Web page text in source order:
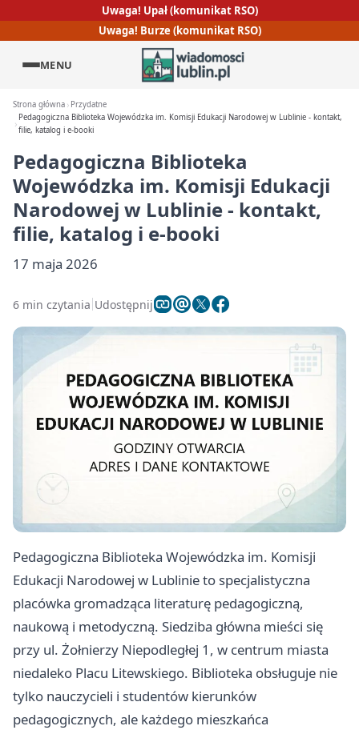
Uwaga! Upał (komunikat RSO)
Uwaga! Burze (komunikat RSO)
MENU
Strona główna
Przydatne
Pedagogiczna Biblioteka Wojewódzka im. Komisji Edukacji Narodowej w Lublinie - kontakt,
filie, katalog i e-booki
Pedagogiczna Biblioteka
Wojewódzka im. Komisji Edukacji
Narodowej w Lublinie - kontakt,
filie, katalog i e-booki
17 maja 2026
6 min czytania Udostępnij
Pedagogiczna Biblioteka Wojewódzka im. Komisji
Edukacji Narodowej w Lublinie to specjalistyczna
placówka gromadząca literaturę pedagogiczną,
naukową i metodyczną. Siedziba główna mieści się
przy ul. Żołnierzy Niepodległej 1, w centrum miasta
niedaleko Placu Litewskiego. Biblioteka obsługuje nie
tylko nauczycieli i studentów kierunków
pedagogicznych, ale każdego mieszkańca